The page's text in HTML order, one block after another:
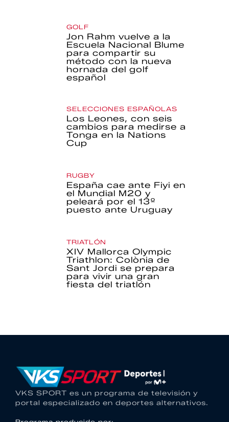
GOLF
Jon Rahm vuelve a la
Escuela Nacional Blume
para compartir su
método con la nueva
hornada del golf
español
SELECCIONES ESPAÑOLAS
Los Leones, con seis
cambios para medirse a
Tonga en la Nations
Cup
RUGBY
España cae ante Fiyi en
el Mundial M20 y
peleará por el 13º
puesto ante Uruguay
TRIATLÓN
XIV Mallorca Olympic
Triathlon: Colònia de
Sant Jordi se prepara
para vivir una gran
fiesta del triatlón
VKS SPORT es un programa de televisión y
portal especializado en deportes alternativos.